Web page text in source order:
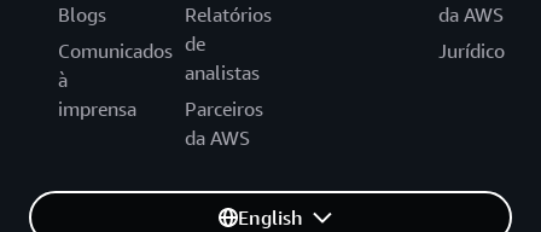
Blogs
Comunicados
à
imprensa
Relatórios
de
analistas
Parceiros
da AWS
da AWS
Jurídico
English